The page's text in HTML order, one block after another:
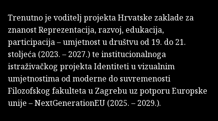
Trenutno je voditelj projekta Hrvatske zaklade za
znanost Reprezentacija, razvoj, edukacija,
participacija – umjetnost u društvu od 19. do 21.
stoljeća (2023. – 2027.) te institucionalnoga
istraživačkog projekta Identiteti u vizualnim
umjetnostima od moderne do suvremenosti
Filozofskog fakulteta u Zagrebu uz potporu Europske
unije – NextGenerationEU (2025. – 2029.).